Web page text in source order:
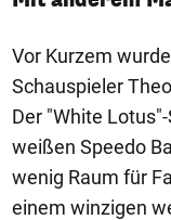
Vor Kurzem
Schauspieler
Der "White
weißen Speedo
wenig Raum für
einem winzigen